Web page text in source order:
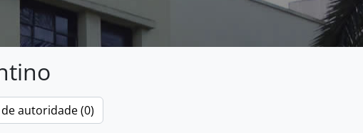
autoridade (0)